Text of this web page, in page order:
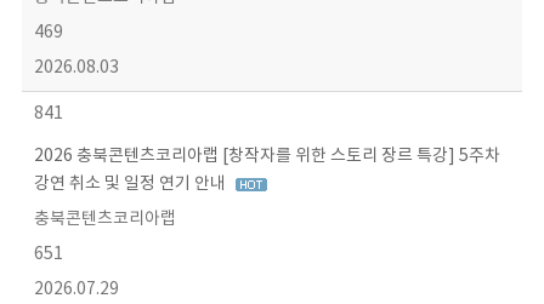
469
2026.08.03
841
2026 충북콘텐츠코리아랩 [창작자를 위한 스토리 장르 특강] 5주차
강연 취소 및 일정 연기 안내
충북콘텐츠코리아랩
651
2026.07.29